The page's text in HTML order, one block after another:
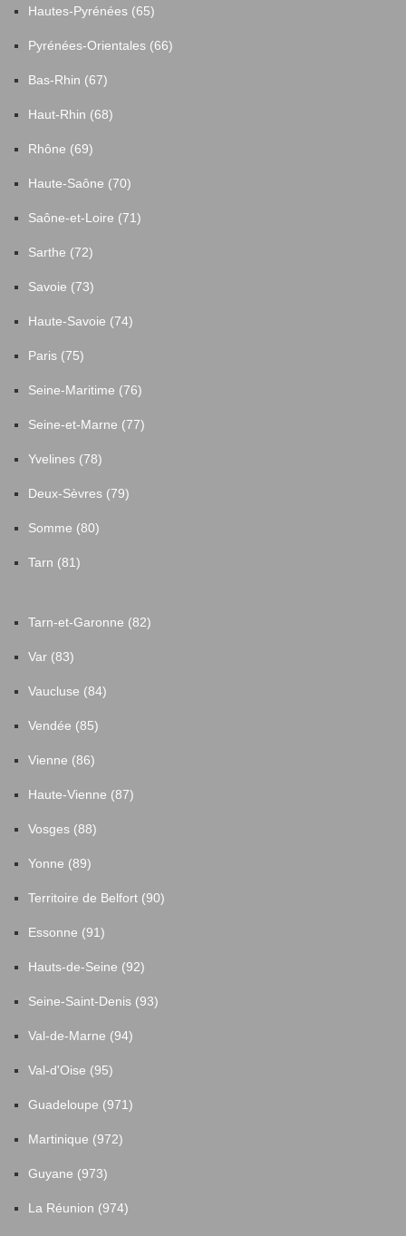
Hautes-Pyrénées (65)
Pyrénées-Orientales (66)
Bas-Rhin (67)
Haut-Rhin (68)
Rhône (69)
Haute-Saône (70)
Saône-et-Loire (71)
Sarthe (72)
Savoie (73)
Haute-Savoie (74)
Paris (75)
Seine-Maritime (76)
Seine-et-Marne (77)
Yvelines (78)
Deux-Sèvres (79)
Somme (80)
Tarn (81)
Tarn-et-Garonne (82)
Var (83)
Vaucluse (84)
Vendée (85)
Vienne (86)
Haute-Vienne (87)
Vosges (88)
Yonne (89)
Territoire de Belfort (90)
Essonne (91)
Hauts-de-Seine (92)
Seine-Saint-Denis (93)
Val-de-Marne (94)
Val-d'Oise (95)
Guadeloupe (971)
Martinique (972)
Guyane (973)
La Réunion (974)